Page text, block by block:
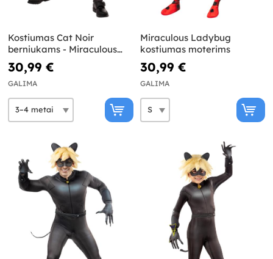
Kostiumas Cat Noir
berniukams - Miraculous
Ladybug
30,99 €
GALIMA
Miraculous Ladybug
kostiumas moterims
30,99 €
GALIMA